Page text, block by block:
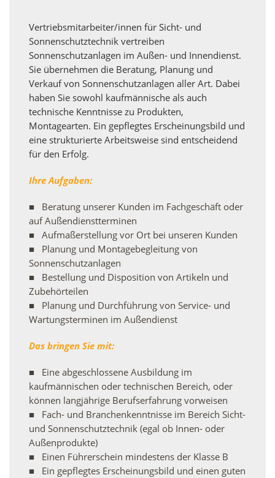
Vertriebsmitarbeiter/innen für Sicht- und
Sonnenschutztechnik vertreiben
Sonnenschutzanlagen im Außen- und Innendienst.
Sie übernehmen die Beratung, Planung und
Verkauf von Sonnenschutzanlagen aller Art. Dabei
haben Sie sowohl kaufmännische als auch
technische Kenntnisse zu Produkten,
Montagearten. Ein gepflegtes Erscheinungsbild und
eine strukturierte Arbeitsweise sind entscheidend
für den Erfolg.
Ihre Aufgaben:
Beratung unserer Kunden im Fachgeschäft oder
auf Außendienstterminen
Aufmaßerstellung vor Ort bei unseren Kunden
Planung und Montagebegleitung von
Sonnenschutzanlagen
Bestellung und Disposition von Artikeln und
Zubehörteilen
Planung und Durchführung von Service- und
Wartungsterminen im Außendienst
Das bringen Sie mit:
Eine abgeschlossene Ausbildung im
kaufmännischen oder technischen Bereich, oder
können langjährige Berufserfahrung vorweisen
Fach- und Branchenkenntnisse im Bereich Sicht-
und Sonnenschutztechnik (egal ob Innen- oder
Außenprodukte)
Einen Führerschein mindestens der Klasse B
Ein gepflegtes Erscheinungsbild und einen guten